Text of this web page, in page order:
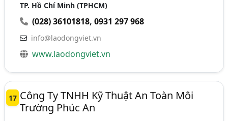
TP. Hồ Chí Minh (TPHCM)
(028) 36101818,0931 297 968
info@laodongviet.vn
www.laodongviet.vn
17 Công Ty TNHH Kỹ Thuật An Toàn Môi
Trường Phúc An